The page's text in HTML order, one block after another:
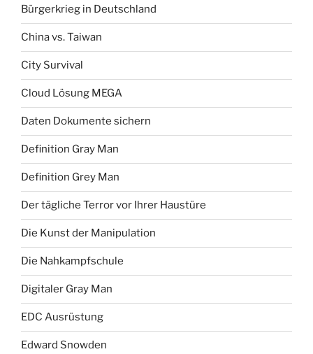
Bürgerkrieg in Deutschland
China vs. Taiwan
City Survival
Cloud Lösung MEGA
Daten Dokumente sichern
Definition Gray Man
Definition Grey Man
Der tägliche Terror vor Ihrer Haustüre
Die Kunst der Manipulation
Die Nahkampfschule
Digitaler Gray Man
EDC Ausrüstung
Edward Snowden